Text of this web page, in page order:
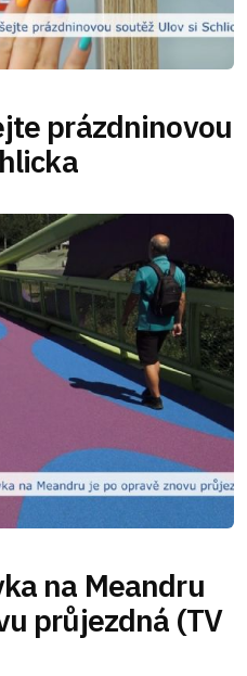
prázdninovou
na Meandru
průjezdná (TV